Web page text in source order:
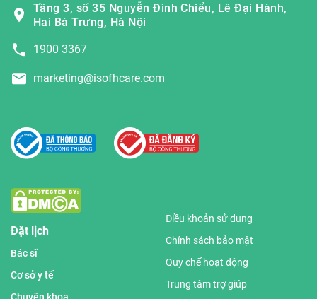
Tầng 3, số 35 Nguyễn Đình Chiểu, Lê Đại Hành,
Hai Bà Trưng, Hà Nội
1900 3367
marketing@isofhcare.com
Đặt lịch
Bác sĩ
Cơ sở y tế
Điều khoản sử dụng
Chính sách bảo mật
Quy chế hoạt động
Trung tâm trợ giúp